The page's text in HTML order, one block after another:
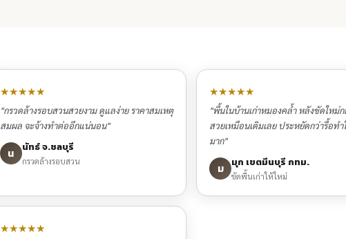
★★★★★
"กรวดล้างรอบสวนสวยงาม ดูแลง่าย ราคาสมเหตุ
สมผล จะจ้างทำต่ออีกแน่นอน"
น นัทธ์ จ.ชลบุรี
กรวดล้างรอบสวน
★★★★★
"พื้นในบ้านเก่าหมองคล้ำ หลังขัดใหม่
สวยเหมือนเดิมเลย ประหยัดกว่ารื้อทำ
มาก"
ม มุก เขตมีนบุรี กทม.
ขัดพื้นเก่าให้ใหม่
★★★★★